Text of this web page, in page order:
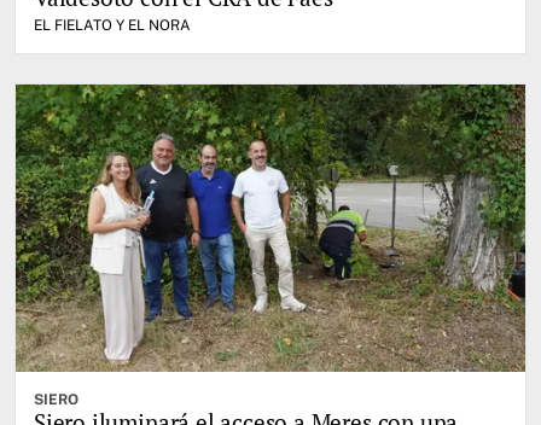
EL FIELATO Y EL NORA
SIERO